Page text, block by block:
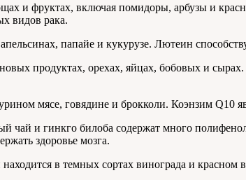
и фруктах, включая помидоры, арбузы и
видов рака.
папайе и кукурузе. Лютеин
продуктах, орехах, яйцах, бобовых и
мясе, говядине и брокколи. Коэнзим
чай и гинкго билоба содержат много
здоровье мозга.
в темных сортах винограда и красном